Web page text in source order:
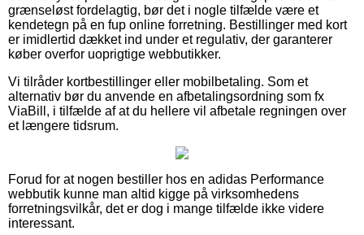
grænseløst fordelagtig, bør det i nogle tilfælde være et
kendetegn på en fup online forretning. Bestillinger med kort
er imidlertid dækket ind under et regulativ, der garanterer
køber overfor uoprigtige webbutikker.
Vi tilråder kortbestillinger eller mobilbetaling. Som et
alternativ bør du anvende en afbetalingsordning som fx
ViaBill, i tilfælde af at du hellere vil afbetale regningen over
et længere tidsrum.
Forud for at nogen bestiller hos en adidas Performance
webbutik kunne man altid kigge på virksomhedens
forretningsvilkår, det er dog i mange tilfælde ikke videre
interessant.